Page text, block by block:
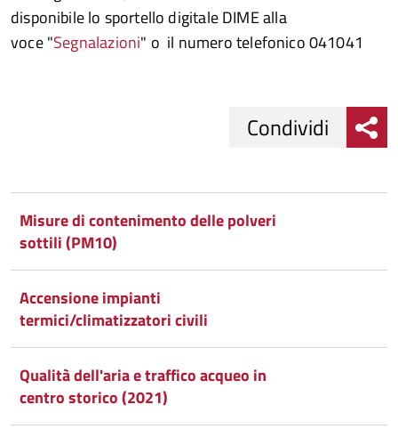
disponibile lo sportello digitale DIME alla
voce "Segnalazioni" o il numero telefonico 041041
Facebook
Condividi
su
Condividi
Google
su
Whatsapp
Condividi
Misure di contenimento delle polveri
sottili (PM10)
Accensione impianti
termici/climatizzatori civili
Qualità dell'aria e traffico acqueo in
centro storico (2021)